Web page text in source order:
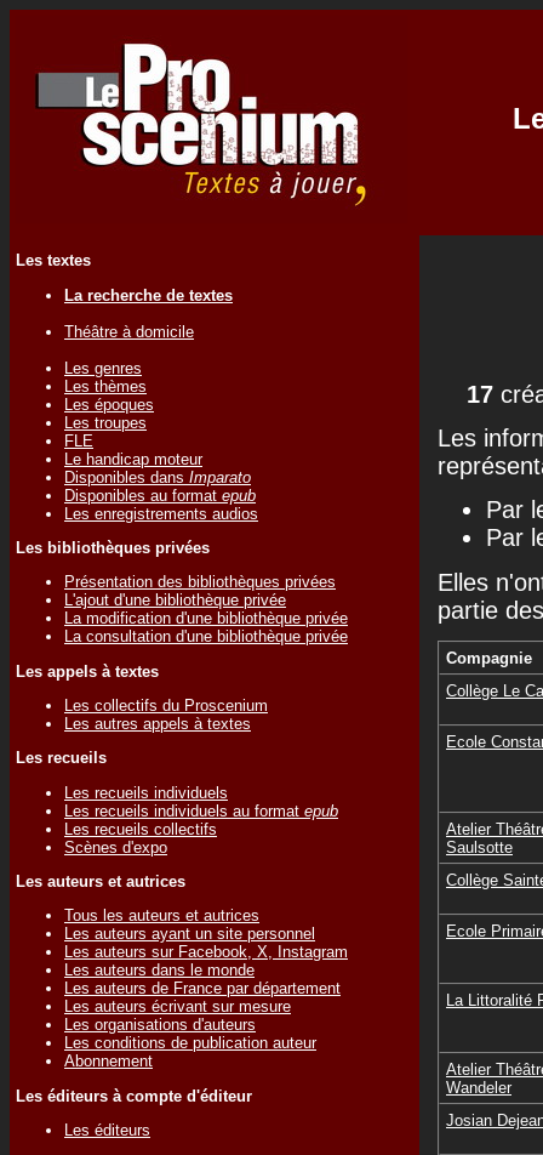
Les textes
La recherche de textes
Théâtre à domicile
Les genres
Les thèmes
Les époques
Les troupes
FLE
Le handicap moteur
Disponibles dans Imparato
Disponibles au format epub
Les enregistrements audios
Les bibliothèques privées
Présentation des bibliothèques privées
L'ajout d'une bibliothèque privée
La modification d'une bibliothèque privée
La consultation d'une bibliothèque privée
Les appels à textes
Les collectifs du Proscenium
Les autres appels à textes
Les recueils
Les recueils individuels
Les recueils individuels au format epub
Les recueils collectifs
Scènes d'expo
Les auteurs et autrices
Tous les auteurs et autrices
Les auteurs ayant un site personnel
Les auteurs sur Facebook, X, Instagram
Les auteurs dans le monde
Les auteurs de France par département
Les auteurs écrivant sur mesure
Les organisations d'auteurs
Les conditions de publication auteur
Abonnement
Les éditeurs à compte d'éditeur
Les éditeurs
17
Les
Par
Par
Elles
partie
Compagnie
Collège Le
Ecole
Atelier
Saulsotte
Collège
Ecole
La Littoralité
Atelier
Wandeler
Josian